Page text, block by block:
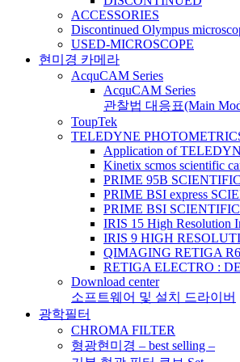
ACCESSORIES
Discontinued Olympus
USED-MICROSCOPE
현미경 카메라
AcquCAM Series
AcquCAM Series
관찰법 대응표(Main
ToupTek
TELEDYNE
Application of
Kinetix scmos scientific
PRIME 95B
PRIME BSI express
PRIME BSI
IRIS 15 High Resolution
IRIS 9 HIGH
QIMAGING RETIGA
RETIGA ELECTRO :
Download center
소프트웨어 및 설치 드라이버
광학필터
CHROMA FILTER
형광현미경 – best selling –